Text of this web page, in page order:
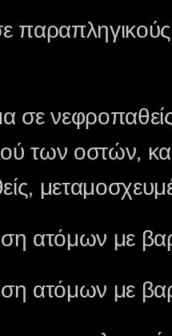
σε
των οστών,
ατόμων με
ατόμων με